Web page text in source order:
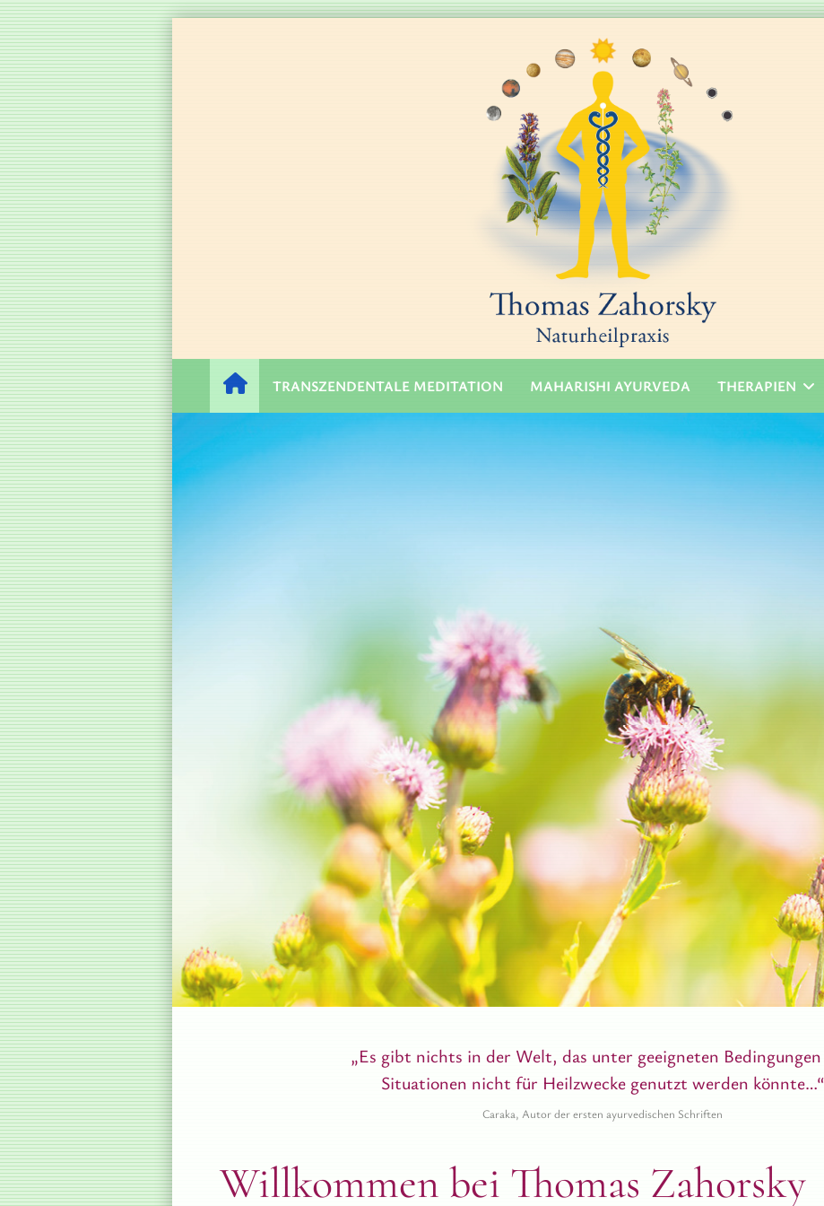
TRANSZENDENTALE MEDITATION MAHARISHI AYURVEDA THERAPIEN
„Es gibt nichts in der Welt, das unter geeigneten
Situationen nicht für Heilzwecke genutzt werden könnte…“
Caraka, Autor der ersten ayurvedischen Schriften
Willkommen bei Thomas Zahorsky